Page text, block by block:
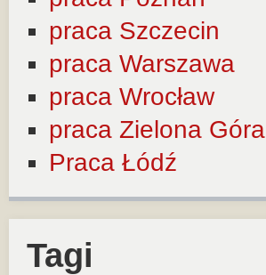
praca Szczecin
praca Warszawa
praca Wrocław
praca Zielona Góra
Praca Łódź
Tagi